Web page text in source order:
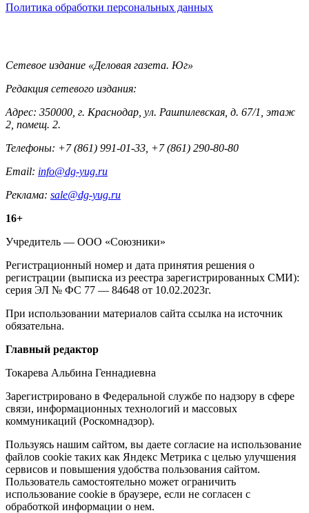
Политика обработки персональных данных
Контакты
Сетевое издание «Деловая газета. Юг»
Редакция сетевого издания:
Адрес: 350000, г. Краснодар, ул. Рашпилевская, д. 67/1, этаж
2, помещ. 2.
Телефоны: +7 (861) 991-01-33, +7 (861) 290-80-80
Email: info@dg-yug.ru
Реклама: sale@dg-yug.ru
Информация
о
издании
16+
Учредитель — ООО «Союзники»
Регистрационный номер и дата принятия решения о
регистрации (выписка из реестра зарегистрированных СМИ):
серия ЭЛ № ФС 77 — 84648 от 10.02.2023г.
При использовании материалов сайта ссылка на источник
обязательна.
Редакция
Главный редактор
Токарева Альбина Геннадиевна
Зарегистрировано в Федеральной службе по надзору в сфере
связи, информационных технологий и массовых
коммуникаций (Роскомнадзор).
Политика
cookie
Пользуясь нашим сайтом, вы даете согласие на использование
файлов cookie таких как Яндекс Метрика с целью улучшения
сервисов и повышения удобства пользования сайтом.
Пользователь самостоятельно может ограничить
использование cookie в браузере, если не согласен с
обработкой информации о нем.